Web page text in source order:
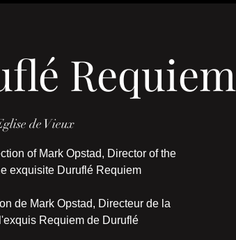
Requiem
de Vieux
of Mark Opstad, Director of the
exquisite Duruflé Requiem
de Mark Opstad, Directeur de la
Requiem de Duruflé